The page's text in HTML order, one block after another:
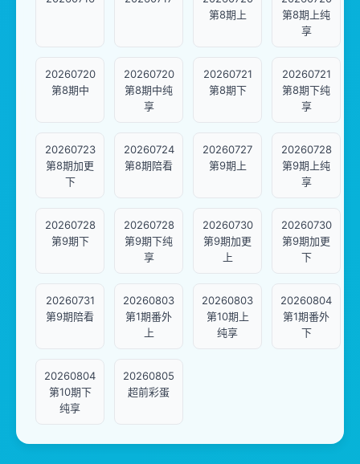
第8期上
第8期上纯
享
20260720
第8期中
20260720
第8期中纯
享
20260721
第8期下
20260721
第8期下纯
享
20260723
第8期加更
下
20260724
第8期陪看
20260727
第9期上
20260728
第9期上纯
享
20260728
第9期下
20260728
第9期下纯
享
20260730
第9期加更
上
20260730
第9期加更
下
20260731
第9期陪看
20260803
第1期番外
上
20260803
第10期上
纯享
20260804
第1期番外
下
20260804
第10期下
纯享
20260805
超前彩蛋